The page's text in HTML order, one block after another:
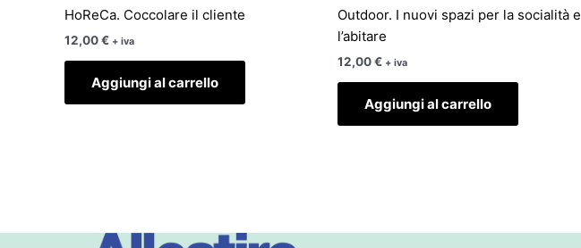
HoReCa. Coccolare il cliente
12,00€ + iva
Aggiungi al carrello
Outdoor. I nuovi spazi per la socialità e
l’abitare
12,00€ + iva
Aggiungi al carrello